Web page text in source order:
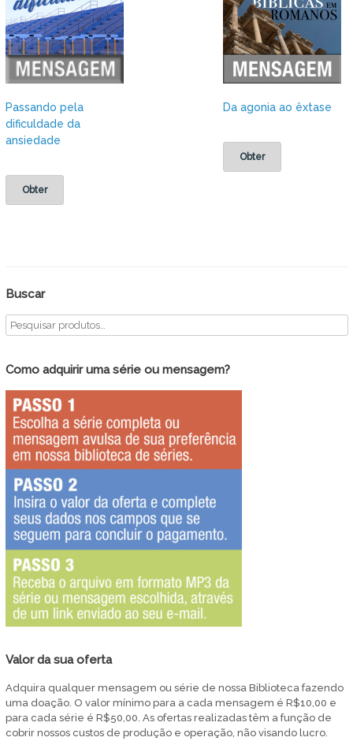
Passando pela
dificuldade da
ansiedade
Obter
Da agonia ao êxtase
Obter
Buscar
Como adquirir uma série ou mensagem?
Valor da sua oferta
Adquira qualquer mensagem ou série de nossa Biblioteca fazendo
uma doação. O valor mínimo para a cada mensagem é R$10,00 e
para cada série é R$50,00. As ofertas realizadas têm a função de
cobrir nossos custos de produção e operação, não visando lucro.